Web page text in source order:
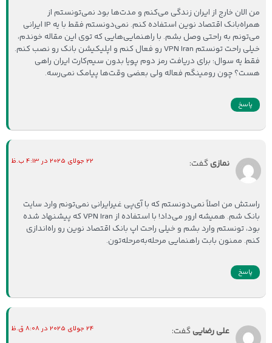
من الان خارج از ایران زندگی می‌کنم و مدت‌ها بود نمی‌تونستم از
همراه‌بانک اقتصاد نوین استفاده کنم. نمی‌دونستم فقط با یه IP ایرانی
می‌تونم به راحتی وصل بشم. با راهنمایی‌هایی که توی این مقاله خوندم،
خیلی راحت تونستم VPN Iran رو فعال کنم و اپلیکیشن بانک رو نصب کنم.
فقط یه سوال: برای دریافت رمز دوم پویا بدون سیم‌کارت ایران راهی
هست؟ چون رومینگم فعاله ولی بعضی وقت‌ها پیامک نمی‌رسه.
پاسخ
نمازیگفت: 22 جولای 2025 در 4:13 ب.ظ
راستش من اصلاً نمی‌دونستم که با آی‌پی غیرایرانی نمی‌تونم وارد سایت
بانک شم. همیشه ارور می‌داد! با استفاده از VPN Iran که پیشنهاد شده
بود، تونستم وارد بشم و خیلی راحت اپ بانک اقتصاد نوین رو راه‌اندازی
کنم. ممنون بابت راهنمایی مرحله‌به‌مرحله‌تون.
پاسخ
علی رضاییگفت: 24 جولای 2025 در 8:08 ق.ظ